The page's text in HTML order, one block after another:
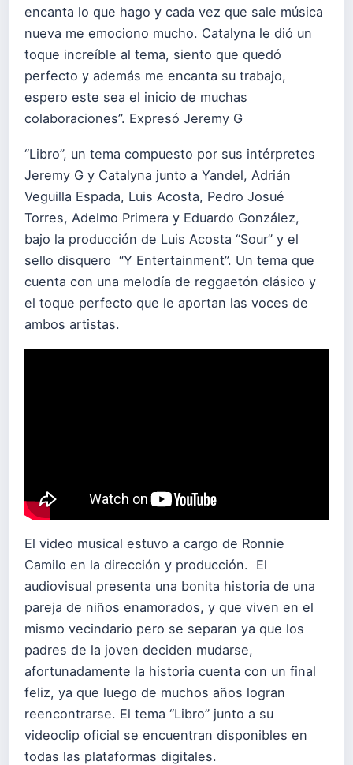
encanta lo que hago y cada vez que sale música
nueva me emociono mucho. Catalyna le dió un
toque increíble al tema, siento que quedó
perfecto y además me encanta su trabajo,
espero este sea el inicio de muchas
colaboraciones”. Expresó Jeremy G
“Libro”, un tema compuesto por sus intérpretes
Jeremy G y Catalyna junto a Yandel, Adrián
Veguilla Espada, Luis Acosta, Pedro Josué
Torres, Adelmo Primera y Eduardo González,
bajo la producción de Luis Acosta “Sour” y el
sello disquero “Y Entertainment”. Un tema que
cuenta con una melodía de reggaetón clásico y
el toque perfecto que le aportan las voces de
ambos artistas.
El video musical estuvo a cargo de Ronnie
Camilo en la dirección y producción. El
audiovisual presenta una bonita historia de una
pareja de niños enamorados, y que viven en el
mismo vecindario pero se separan ya que los
padres de la joven deciden mudarse,
afortunadamente la historia cuenta con un final
feliz, ya que luego de muchos años logran
reencontrarse. El tema “Libro” junto a su
videoclip oficial se encuentran disponibles en
todas las plataformas digitales.